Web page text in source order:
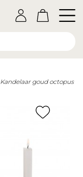
Kandelaar goud octopus